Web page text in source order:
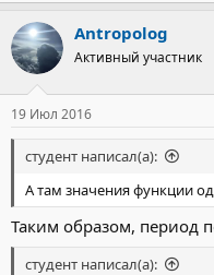
Antropolog
Активный участник
19 Июл 2016
студент написал(а):
А там значения функции
Таким образом, период
студент написал(а):